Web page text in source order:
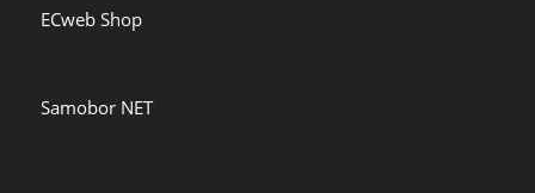
ECweb Shop
Samobor NET